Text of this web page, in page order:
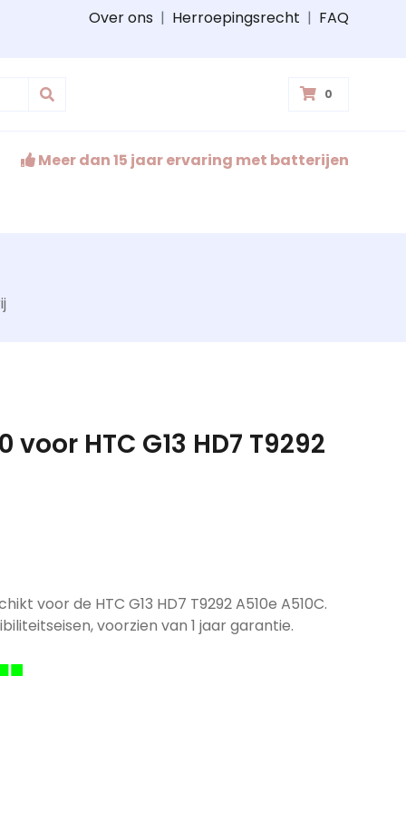
Over ons | Herroepingsrecht | FAQ
0
Meer dan 15 jaar ervaring met batterijen
HTC G13 HD7 T9292
voor de HTC G13 HD7 T9292 A510e A510C.
voorzien van 1 jaar garantie.